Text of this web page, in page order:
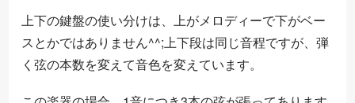
上下の鍵盤の使い分けは、上がメロディーで下がベー
スとかではありません^^;上下段は同じ音程ですが、弾
く弦の本数を変えて音色を変えています。